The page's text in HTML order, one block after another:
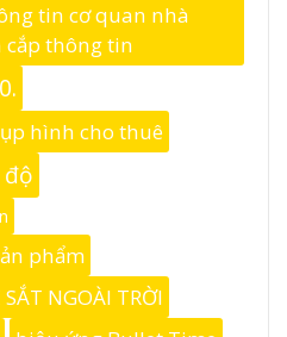
tin cơ quan nhà
cắp thông tin
hình cho thuê
phẩm
NGOÀI TRỜI